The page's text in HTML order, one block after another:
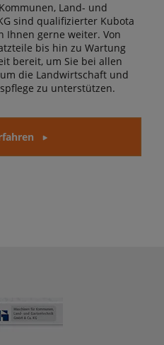
Land- und
sind qualifizierter Kubota
gerne weiter. Von
bis hin zu Wartung
bereit, um Sie bei allen
die Landwirtschaft und
zu unterstützen.